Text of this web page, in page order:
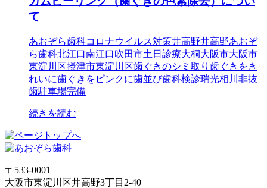
て
あおぞら歯科コロナウイルス対策井高野井高野あおぞ
ら歯科北江口南江口吹田市土日診療大桐大阪市大阪市
東淀川区摂津市東淀川区歯ぐきのシミ取り 歯ぐきをき
れいに歯ぐきをピンクに歯並び歯科検診瑞光相川 非抜
歯駐車場完備
続きを読む
〒533-0001
大阪市東淀川区井高野3丁目2-40